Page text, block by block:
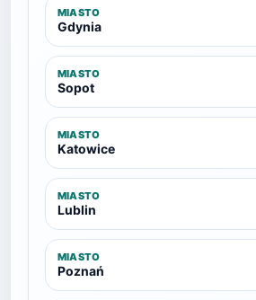
MIASTO
Gdynia
MIASTO
Sopot
MIASTO
Katowice
MIASTO
Lublin
MIASTO
Poznań